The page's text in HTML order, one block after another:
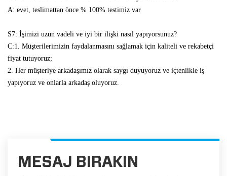
A: evet, teslimattan önce % 100% testimiz var
S7: İşimizi uzun vadeli ve iyi bir ilişki nasıl yapıyorsunuz?
C:1. Müşterilerimizin faydalanmasını sağlamak için kaliteli ve rekabetçi
fiyat tutuyoruz;
2. Her müşteriye arkadaşımız olarak saygı duyuyoruz ve içtenlikle iş
yapıyoruz ve onlarla arkadaş oluyoruz.
MESAJ BIRAKIN